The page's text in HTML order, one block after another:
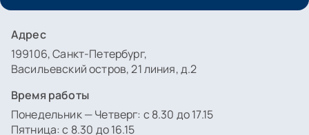
Адрес
199106, Санкт-Петербург,
Васильевский остров, 21 линия, д.2
Время работы
Понедельник — Четверг: с 8.30 до 17.15
Пятница: с 8.30 до 16.15